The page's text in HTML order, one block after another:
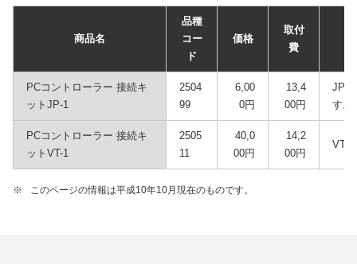
商品名
品種
コー
ド
価格
取付
費
PCコントローラー 接続キ
ットJP-1
2504
99
6,00
0円
13,4
00円
す。
PCコントローラー 接続キ
ットVT-1
2505
11
40,0
00円
14,2
00円
VT
※ このページの情報は平成10年10月現在のものです。